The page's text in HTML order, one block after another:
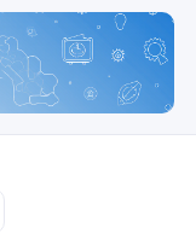
2026: